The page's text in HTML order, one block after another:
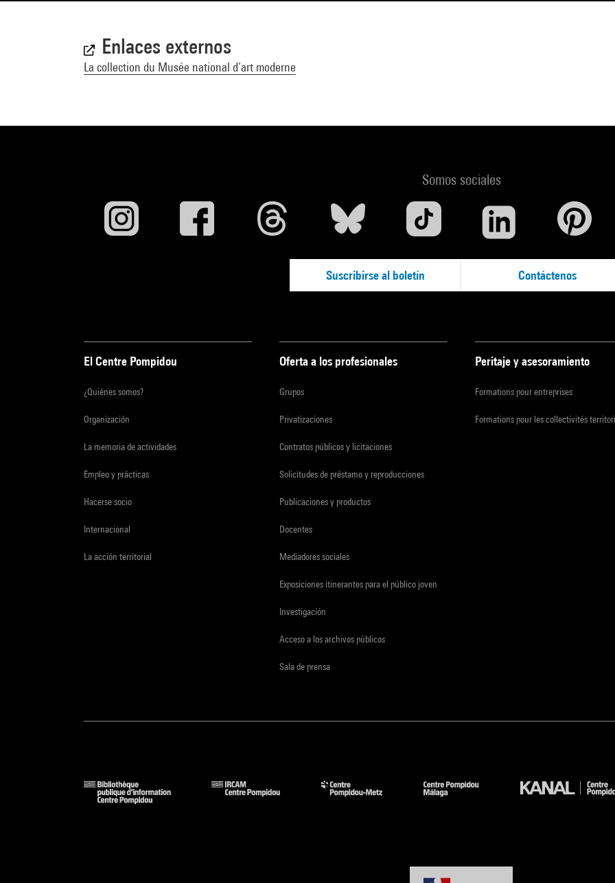
Enlaces externos
La collection du Musée national d’art moderne
Somos sociales
Suscribirse al boletín Contáctenos
El Centre Pompidou
¿Quiénes somos?
Organización
La memoria de actividades
Empleo y prácticas
Hacerse socio
Internacional
La acción territorial
Oferta a los profesionales
Grupos
Privatizaciones
Contratos públicos y licitaciones
Solicitudes de préstamo y reproducciones
Publicaciones y productos
Docentes
Mediadores sociales
Exposiciones itinerantes para el público joven
Investigación
Acceso a los archivos públicos
Sala de prensa
Peritaje y asesoramiento
Formations pour entreprises
Formations pour les collectivités